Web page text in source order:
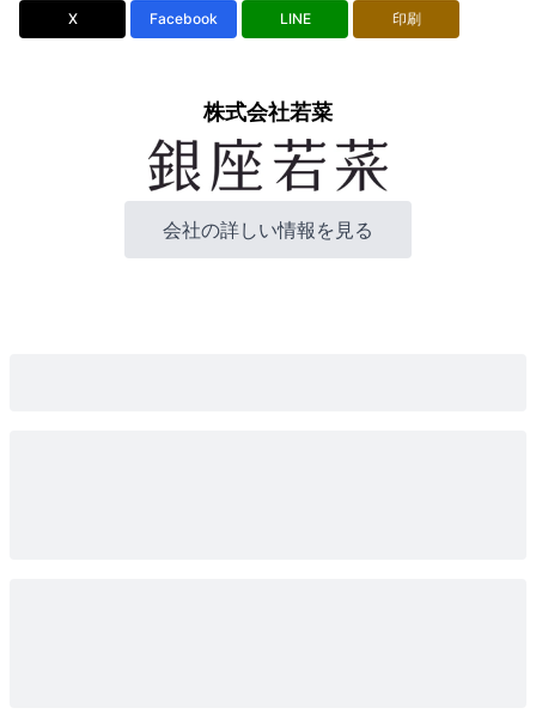
X Facebook LINE 印刷
株式会社若菜
会社の詳しい情報を見る